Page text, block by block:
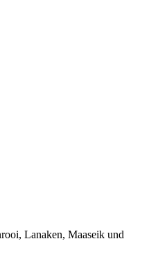
Lanaken, Maaseik und